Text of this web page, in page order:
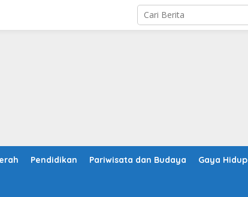
Pendidikan Pariwisata dan Budaya Gaya Hidup